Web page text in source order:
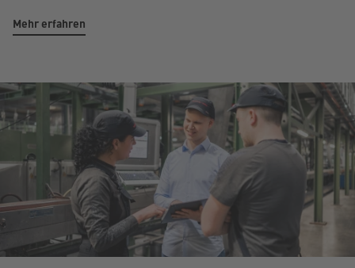
Mehr erfahren